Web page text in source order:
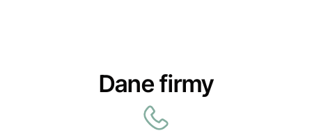
Dane firmy